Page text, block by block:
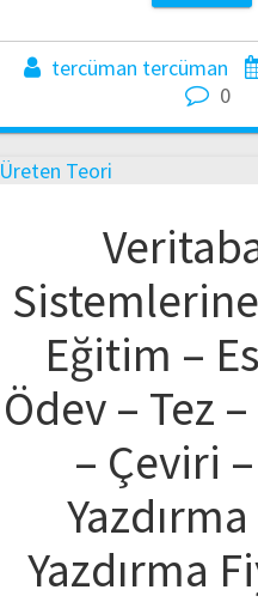
tercüman tercüman
0
Eğitim –
Ödev – Tez
– Çeviri
Yazdırma